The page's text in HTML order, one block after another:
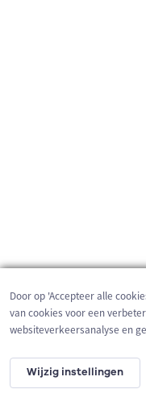
200 m
Door op 'Accepteer alle
van cookies voor een
websiteverkeersanalyse en
Wijzig instellingen